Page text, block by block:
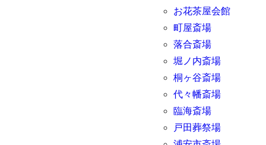
お花茶屋会館
町屋斎場
落合斎場
堀ノ内斎場
桐ヶ谷斎場
代々幡斎場
臨海斎場
戸田葬祭場